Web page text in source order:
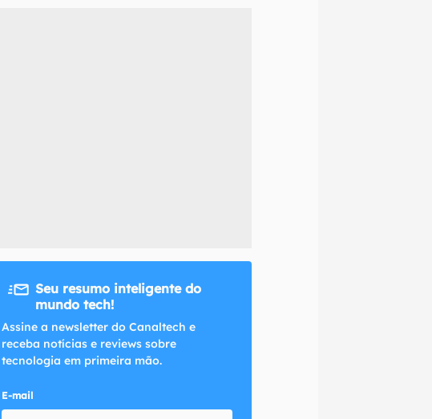
do Canaltech.
Seu resumo inteligente do
mundo tech!
Assine a newsletter do Canaltech e
receba notícias e reviews sobre
tecnologia em primeira mão.
E-mail